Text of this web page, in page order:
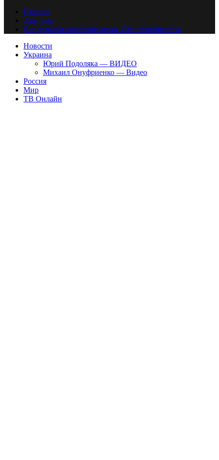
Главная
Авторам
Владельцам авторских прав. Ответственности.
Новости
Украина
Юрий Подоляка — ВИДЕО
Михаил Онуфриенко — Видео
Россия
Мир
ТВ Онлайн